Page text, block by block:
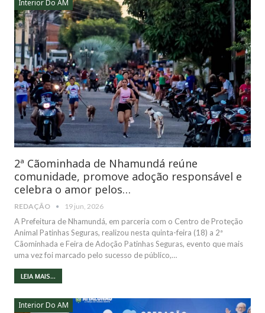
Interior Do AM
2ª Cãominhada de Nhamundá reúne
comunidade, promove adoção responsável e
celebra o amor pelos…
REDAÇÃO 19 jun, 2026
A Prefeitura de Nhamundá, em parceria com o Centro de Proteção
Animal Patinhas Seguras, realizou nesta quinta-feira (18) a 2ª
Cãominhada e Feira de Adoção Patinhas Seguras, evento que mais
uma vez foi marcado pelo sucesso de público,…
LEIA MAIS...
Interior Do AM